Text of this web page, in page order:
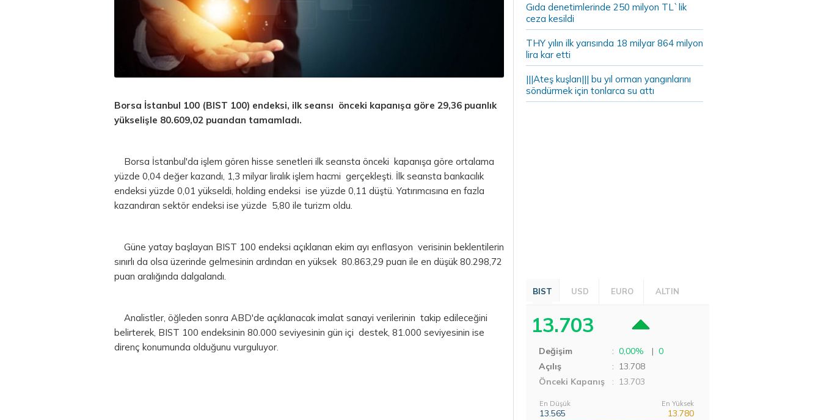
Borsa İstanbul 100 (BIST 100) endeksi, ilk seansı önceki kapanışa göre 29,36 puanlık
yükselişle 80.609,02 puandan tamamladı.
Borsa İstanbul'da işlem gören hisse senetleri ilk seansta önceki kapanışa göre ortalama
yüzde 0,04 değer kazandı, 1,3 milyar liralık işlem hacmi gerçekleşti. İlk seansta bankacılık
endeksi yüzde 0,01 yükseldi, holding endeksi ise yüzde 0,11 düştü. Yatırımcısına en fazla
kazandıran sektör endeksi ise yüzde 5,80 ile turizm oldu.
Güne yatay başlayan BIST 100 endeksi açıklanan ekim ayı enflasyon verisinin beklentilerin
sınırlı da olsa üzerinde gelmesinin ardından en yüksek 80.863,29 puan ile en düşük 80.298,72
puan aralığında dalgalandı.
Analistler, öğleden sonra ABD'de açıklanacak imalat sanayi verilerinin takip edileceğini
belirterek, BIST 100 endeksinin 80.000 seviyesinin gün içi destek, 81.000 seviyesinin ise
direnç konumunda olduğunu vurguluyor.
Gıda denetimlerinde 250 milyon TL`lik
ceza kesildi
THY yılın ilk yarısında 18 milyar 864 milyon
lira kar etti
|||Ateş kuşları||| bu yıl orman yangınlarını
söndürmek için tonlarca su attı
BIST USD EURO ALTIN
13.703
Değişim : 0,00% | 0
Açılış
: 13.708
Önceki Kapanış
: 13.703
En Düşük
13.565
En Yüksek
13.780